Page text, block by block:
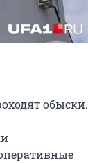
обыски.